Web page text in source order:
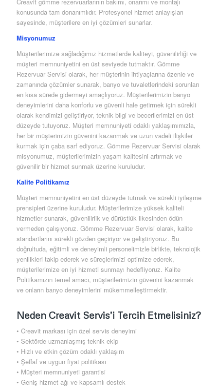
konusunda tam donanımlıdır. Profesyonel hizmet anlayışları
sayesinde, müşterilere en iyi çözümleri sunarlar.
Misyonumuz
Müşterilerimize sağladığımız hizmetlerde kaliteyi, güvenilirliği ve
müşteri memnuniyetini en üst seviyede tutmaktır. Gömme
Rezervuar Servisi olarak, her müşterinin ihtiyaçlarına özenle ve
zamanında çözümler sunarak, banyo ve tuvaletlerindeki sorunları
en kısa sürede gidermeyi amaçlıyoruz. Müşterilerimizin banyo
deneyimlerini daha konforlu ve güvenli hale getirmek için sürekli
olarak kendimizi geliştiriyor, teknik bilgi ve becerilerimizi en üst
düzeyde tutuyoruz. Müşteri memnuniyeti odaklı yaklaşımımızla,
her bir müşterimizin güvenini kazanmak ve uzun vadeli ilişkiler
kurmak için çaba sarf ediyoruz. Gömme Rezervuar Servisi olarak
misyonumuz, müşterilerimizin yaşam kalitesini artırmak ve
güvenilir bir hizmet sunmak üzerine kuruludur.
Kalite Politikamız
Müşteri memnuniyetini en üst düzeyde tutmak ve sürekli iyileşme
prensipleri üzerine kuruludur. Müşterilerimize yüksek kaliteli
hizmetler sunarak, güvenilirlik ve dürüstlük ilkesinden ödün
vermeden çalışıyoruz. Gömme Rezervuar Servisi olarak, kalite
standartlarını sürekli gözden geçiriyor ve geliştiriyoruz. Bu
doğrultuda, eğitimli ve deneyimli personelimizle birlikte, teknolojik
yenilikleri takip ederek ve süreçlerimizi optimize ederek,
müşterilerimize en iyi hizmeti sunmayı hedefliyoruz. Kalite
Politikamızın temel amacı, müşterilerimizin güvenini kazanmak
ve onların banyo deneyimlerini mükemmelleştirmektir.
Neden Creavit Servis’i Tercih Etmelisiniz?
• Creavit markası için özel servis deneyimi
• Sektörde uzmanlaşmış teknik ekip
• Hızlı ve etkin çözüm odaklı yaklaşım
• Şeffaf ve uygun fiyat politikası
• Müşteri memnuniyeti garantisi
• Geniş hizmet ağı ve kapsamlı destek